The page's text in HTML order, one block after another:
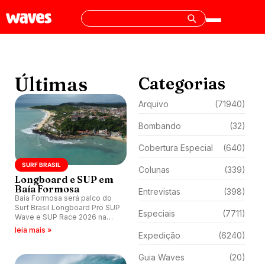
Últimas
SURF BRASIL
Longboard e SUP em
Baía Formosa
Baía Formosa será palco do
Surf Brasil Longboard Pro SUP
Wave e SUP Race 2026 na
semana de 30 de maio a 7 de
leia mais »
Categorias
Arquivo (71940)
Bombando (32)
Cobertura Especial (640)
Colunas (339)
Entrevistas (398)
Especiais (7711)
Expedição (6240)
Guia Waves (20)